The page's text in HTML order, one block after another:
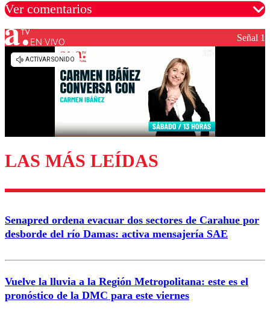
Ver comentarios
Los comentarios son moderados para garantizar un
diálogo respetuoso.
Enviar comentario
EN VIVO Señal 1
LAS MÁS LEÍDAS
Senapred ordena evacuar dos sectores de Carahue por
desborde del río Damas: activa mensajería SAE
Vuelve la lluvia a la Región Metropolitana: este es el
pronóstico de la DMC para este viernes